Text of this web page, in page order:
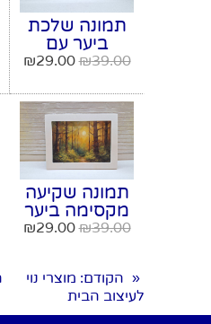
תמונה שלכת
ביער עם
מסגרת מעץ
₪39.00
₪29.00
תמונה שקיעה
מקסימה ביער
עם מסגרת מעץ
₪39.00
₪29.00
« הקודם: מוצרי נוי
לעיצוב הבית